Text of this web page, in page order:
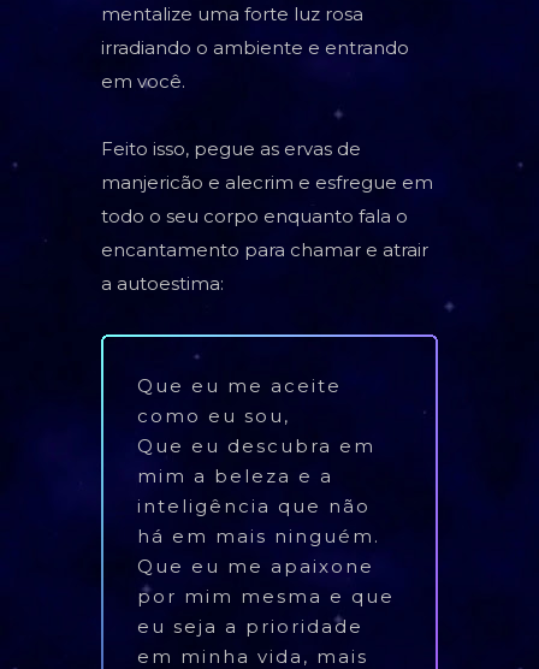
mentalize uma forte luz rosa
irradiando o ambiente e entrando
em você.
Feito isso, pegue as ervas de
manjericão e alecrim e esfregue em
todo o seu corpo enquanto fala o
encantamento para chamar e atrair
a autoestima:
Que eu me aceite
como eu sou,
Que eu descubra em
mim a beleza e a
inteligência que não
há em mais ninguém.
Que eu me apaixone
por mim mesma e que
eu seja a prioridade
em minha vida, mais